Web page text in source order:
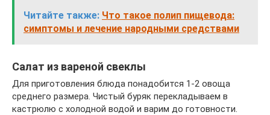
Читайте также: Что такое полип пищевода:
симптомы и лечение народными средствами
Салат из вареной свеклы
Для приготовления блюда понадобится 1-2 овоща
среднего размера. Чистый буряк перекладываем в
кастрюлю с холодной водой и варим до готовности.